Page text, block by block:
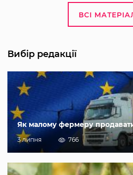
ВСІ
Вибір редакції
Як малому фермеру
3 липня 766